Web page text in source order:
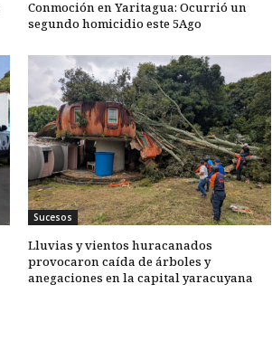
Conmoción en Yaritagua: Ocurrió un
segundo homicidio este 5Ago
Sucesos
Lluvias y vientos huracanados
provocaron caída de árboles y
anegaciones en la capital yaracuyana